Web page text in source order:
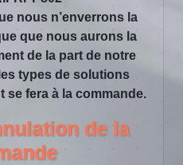
nous n’enverrons la
que nous aurons la
de la part de notre
types de solutions
se fera à la commande.
de la